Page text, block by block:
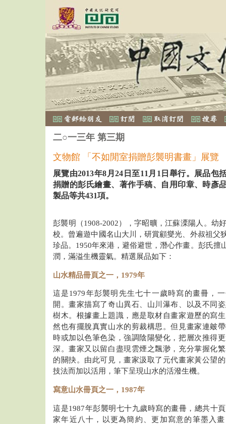
二○一三年 第三期
文物館 「不如閒室捐贈彭襲明書畫」展覽
展覽由2013年8 月24 日至11 月 1 日舉行。展品包
捐贈的彭氏繪畫、著作手稿、自用印章、時彥
製品等共431項。
彭襲明（1908-2002），字昭曠，江蘇溧陽人。幼
校。曾遍遊中國名山大川，研賞顧燮光、外叔祖父
珍品。1950年來港，避俗避世，潛心作畫。彭氏擅
潤，滿溢生機靈氣。精選展品如下：
山水精品冊頁之一，1979年
這是1979年彭襲明先生七十一歲時寫的畫冊，
開。畫家描寫了奇山異石、山川瀑布、以及不同
樹木。根據畫上題識，應是取材自畫家遊歷的寫
然也有擺脫真實山水的剪裁構思。但見畫家連皴
時或加以色筆色染，強調陰陽變化，把層次推得
深。畫家又以留白盡現雲煙之飄渺，充分掌握化
的關抉。由此可見，畫家汲取了元代畫家黃公望
技法而加以活用，筆下呈現山水的活潑生機。
寫意山水冊頁之一，1987年
這是1987年彭襲明七十九歲時寫的畫冊，總共十
家年近八十，以更為簡約、更加寫意的筆墨入